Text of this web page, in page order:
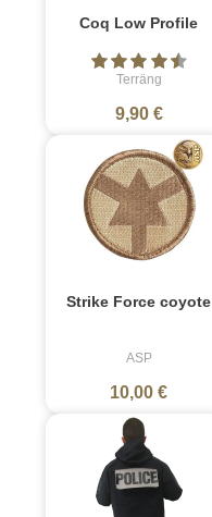
Coq Low Profile
Terräng
9,90 €
Strike Force coyote
ASP
10,00 €